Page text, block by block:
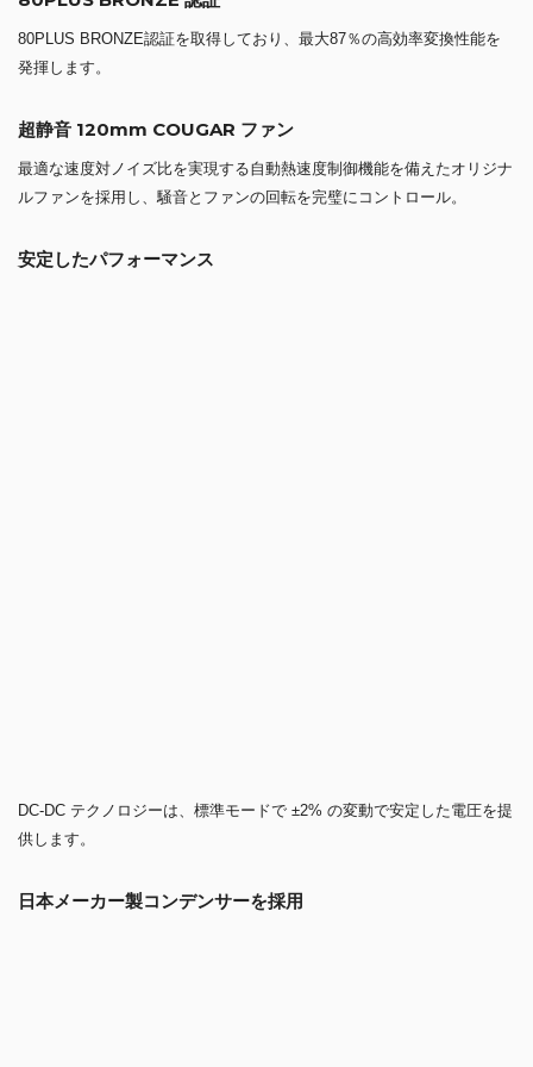
ルファンを採用し、騒音とファンの回転を完璧にコントロール。
安定したパフォーマンス